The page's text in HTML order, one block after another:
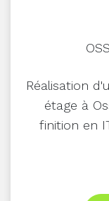
Réalisation
étage à
finition en